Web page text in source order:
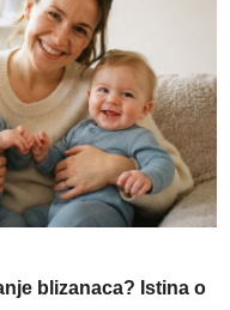
blizanaca? Istina o